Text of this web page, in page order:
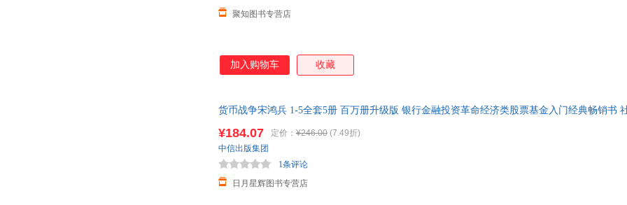
聚知图书专营店
加入购物车 收藏
货币战争宋鸿兵 1-5全套5册 百万册升级版 银行金融投资革命经济类股票基金入门经典畅销书
¥184.07 定价： ¥246.00 (7.49折)
日月星辉图书专营店
1条评论
中信出版集团